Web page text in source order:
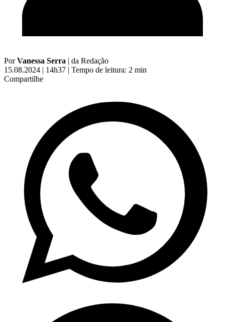
PorVanessa Serra | da Redação
15.08.2024 | 14h37 | Tempo de leitura: 2 min
Compartilhe